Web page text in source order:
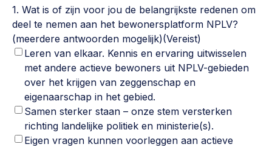
1. Wat is of zijn voor jou de belangrijkste redenen om
deel te nemen aan het bewonersplatform NPLV?
(meerdere antwoorden mogelijk)(Vereist)
Leren van elkaar. Kennis en ervaring uitwisselen
met andere actieve bewoners uit NPLV-gebieden
over het krijgen van zeggenschap en
eigenaarschap in het gebied.
Samen sterker staan – onze stem versterken
richting landelijke politiek en ministerie(s).
Eigen vragen kunnen voorleggen aan actieve